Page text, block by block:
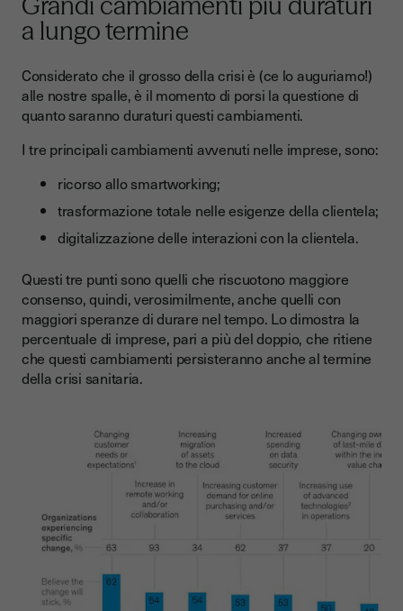
a lungo termine
Considerato che il grosso della crisi è (ce lo auguriamo!)
alle nostre spalle, è il momento di porsi la questione di
quanto saranno duraturi questi cambiamenti.
I tre principali cambiamenti avvenuti nelle imprese, sono:
ricorso allo smartworking;
trasformazione totale nelle esigenze della clientela;
digitalizzazione delle interazioni con la clientela.
Questi tre punti sono quelli che riscuotono maggiore
consenso, quindi, verosimilmente, anche quelli con
maggiori speranze di durare nel tempo. Lo dimostra la
percentuale di imprese, pari a più del doppio, che ritiene
che questi cambiamenti persisteranno anche al termine
della crisi sanitaria.